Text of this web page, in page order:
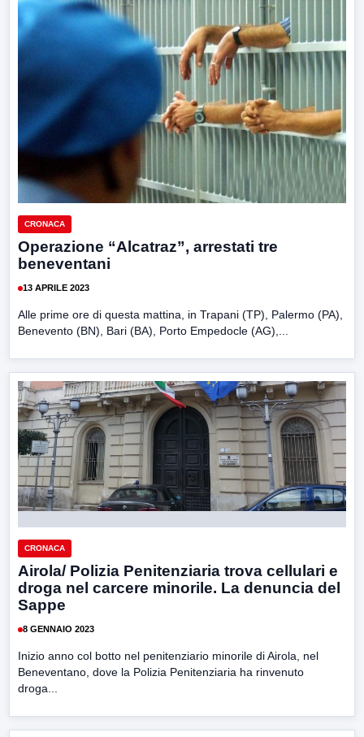
CRONACA
Operazione “Alcatraz”, arrestati tre
beneventani
13 APRILE 2023
Alle prime ore di questa mattina, in Trapani (TP), Palermo (PA),
Benevento (BN), Bari (BA), Porto Empedocle (AG),...
CRONACA
Airola/ Polizia Penitenziaria trova cellulari e
droga nel carcere minorile. La denuncia del
Sappe
8 GENNAIO 2023
Inizio anno col botto nel penitenziario minorile di Airola, nel
Beneventano, dove la Polizia Penitenziaria ha rinvenuto
droga...